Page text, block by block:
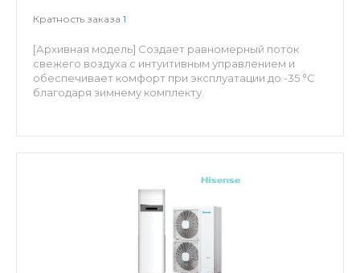
Кратность заказа 1
[Архивная модель] Создает равномерный поток
свежего воздуха с интуитивным управлением и
обеспечивает комфорт при эксплуатации до -35 °C
благодаря зимнему комплекту.